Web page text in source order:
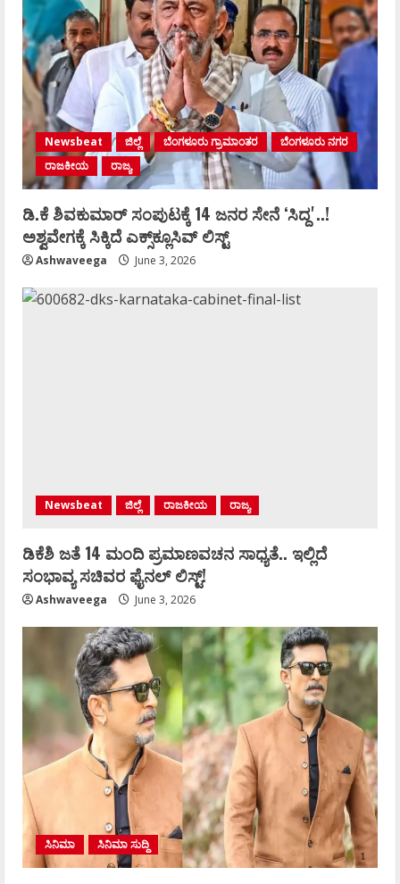
Newsbeat ಜಿಲ್ಲೆ ಬೆಂಗಳೂರು ಗ್ರಾಮಾಂತರ
ಬೆಂಗಳೂರು ನಗರ
ರಾಜಕೀಯ
ರಾಜ್ಯ
ಡಿ.ಕೆ ಶಿವಕುಮಾರ್‌ ಸಂಪುಟಕ್ಕೆ 14 ಜನರ ಸೇನೆ ʻಸಿದ್ದʼ..!
ಅಶ್ವವೇಗಕ್ಕೆ ಸಿಕ್ಕಿದೆ ಎಕ್ಸ್‌ಕ್ಲೂಸಿವ್‌ ಲಿಸ್ಟ್‌
Ashwaveega June 3, 2026
Newsbeat ಜಿಲ್ಲೆ ರಾಜಕೀಯ ರಾಜ್ಯ
ಡಿಕೆಶಿ ಜತೆ 14 ಮಂದಿ ಪ್ರಮಾಣವಚನ ಸಾಧ್ಯತೆ.. ಇಲ್ಲಿದೆ
ಸಂಭಾವ್ಯ ಸಚಿವರ ಫೈನಲ್ ಲಿಸ್ಟ್‌!
Ashwaveega June 3, 2026
ಸಿನಿಮಾ ಸಿನಿಮಾ ಸುದ್ದಿ